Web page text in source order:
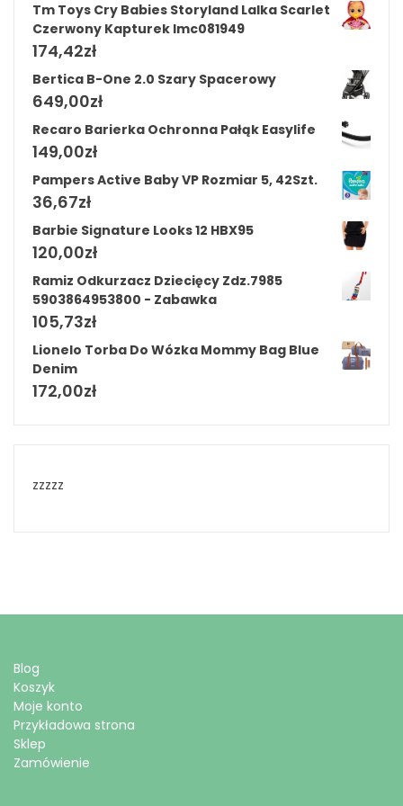
Tm Toys Cry Babies Storyland Lalka Scarlet
Czerwony Kapturek Imc081949
174,42zł
Bertica B-One 2.0 Szary Spacerowy
649,00zł
Recaro Barierka Ochronna Pałąk Easylife
149,00zł
Pampers Active Baby VP Rozmiar 5, 42Szt.
36,67zł
Barbie Signature Looks 12 HBX95
120,00zł
Ramiz Odkurzacz Dziecięcy Zdz.7985
5903864953800 - Zabawka
105,73zł
Lionelo Torba Do Wózka Mommy Bag Blue
Denim
172,00zł
zzzzz
Blog
Koszyk
Moje konto
Przykładowa strona
Sklep
Zamówienie